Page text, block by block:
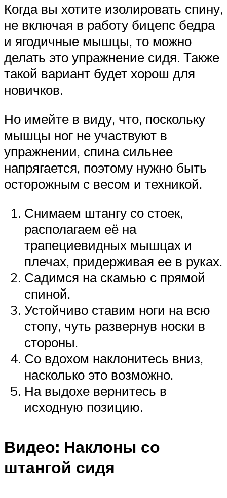
Когда вы хотите изолировать спину,
не включая в работу бицепс бедра
и ягодичные мышцы, то можно
делать это упражнение сидя. Также
такой вариант будет хорош для
новичков.
Но имейте в виду, что, поскольку
мышцы ног не участвуют в
упражнении, спина сильнее
напрягается, поэтому нужно быть
осторожным с весом и техникой.
Снимаем штангу со стоек,
располагаем её на
трапециевидных мышцах и
плечах, придерживая ее в руках.
Садимся на скамью с прямой
спиной.
Устойчиво ставим ноги на всю
стопу, чуть развернув носки в
стороны.
Со вдохом наклонитесь вниз,
насколько это возможно.
На выдохе вернитесь в
исходную позицию.
Видео: Наклоны со
штангой сидя